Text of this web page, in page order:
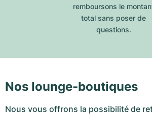
remboursons le
total sans poser de
questions.
Nos lounge-boutiques
Nous vous offrons la possibilité de